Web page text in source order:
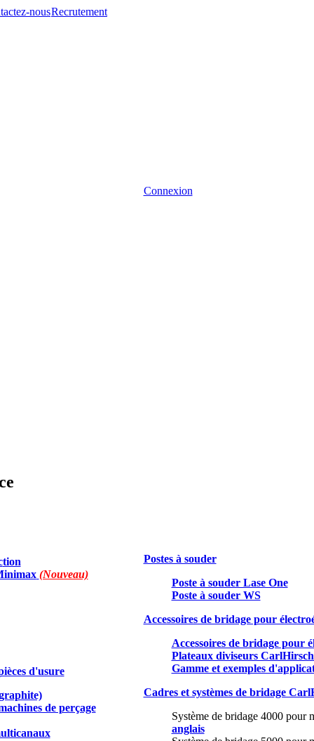
nousRecrutement
Connexion
tion
(Nouveau)
d'usure
de perçage
Postes à souder
Poste à souder Lase One
Poste à souder WS
Accessoires de bridage pour
Accessoires de bridage pour
Plateaux diviseurs
Gamme et exemples
Cadres et systèmes de bridage
Système de bridage 4000 pour
anglais